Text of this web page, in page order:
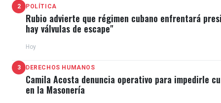
2 POLÍTICA
Rubio advierte que régimen cubano enfrentará
hay válvulas de escape"
Hoy
3 DERECHOS HUMANOS
Camila Acosta denuncia operativo para impedirle
en la Masonería